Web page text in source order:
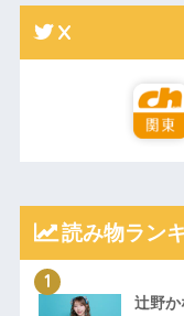
X
読み物ラン
辻野